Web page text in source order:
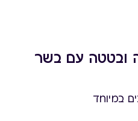
ובטטה עם בשר
במיוחד